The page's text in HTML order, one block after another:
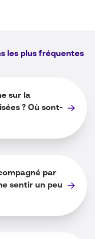
les plus fréquentes
sur la
? Où sont-
par
sentir un peu